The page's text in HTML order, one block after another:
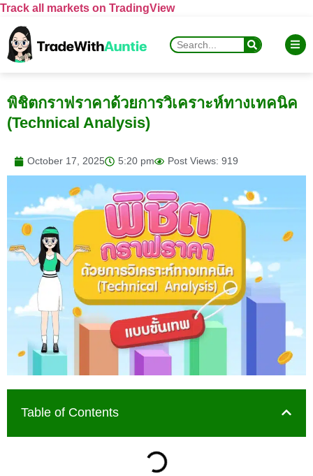
Track all markets on TradingView
พิชิตกราฟราคาด้วยการวิเคราะห์ทางเทคนิค
(Technical Analysis)
October 17, 2025 5:20 pm Post Views: 919
Table of Contents